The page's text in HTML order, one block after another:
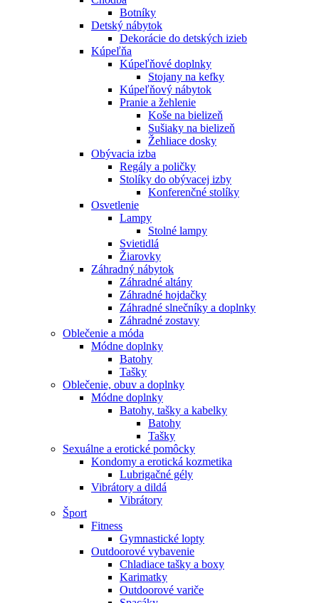
Botníky
Detský nábytok
Dekorácie do detských izieb
Kúpeľňa
Kúpeľňové doplnky
Stojany na kefky
Kúpeľňový nábytok
Pranie a žehlenie
Koše na bielizeň
Sušiaky na bielizeň
Žehliace dosky
Obývacia izba
Regály a poličky
Stolíky do obývacej izby
Konferenčné stolíky
Osvetlenie
Lampy
Stolné lampy
Svietidlá
Žiarovky
Záhradný nábytok
Záhradné altány
Záhradné hojdačky
Záhradné slnečníky a doplnky
Záhradné zostavy
Oblečenie a móda
Módne doplnky
Batohy
Tašky
Oblečenie, obuv a doplnky
Módne doplnky
Batohy, tašky a kabelky
Batohy
Tašky
Sexuálne a erotické pomôcky
Kondomy a erotická kozmetika
Lubrigačné gély
Vibrátory a dildá
Vibrátory
Šport
Fitness
Gymnastické lopty
Outdoorové vybavenie
Chladiace tašky a boxy
Karimatky
Outdoorové variče